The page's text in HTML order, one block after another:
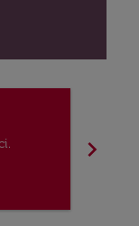
chevron_right